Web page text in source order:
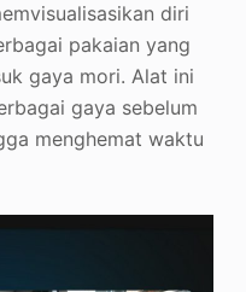
diri
pakaian yang
gaya mori. Alat ini
gaya sebelum
menghemat waktu